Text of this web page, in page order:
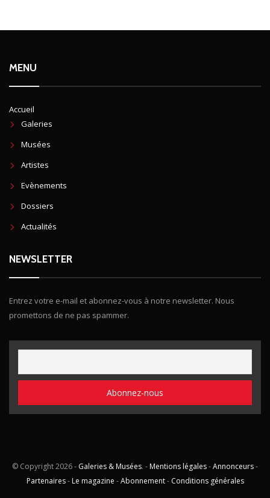
MENU
Accueil
Galeries
Musées
Artistes
Evènements
Dossiers
Actualités
NEWSLETTER
Entrez votre e-mail et abonnez-vous à notre newsletter. Nous
promettons de ne pas spammer.
© Copyright2026 - Galeries & Musées. - Mentions légales-Annonceurs-
Partenaires- Le magazine -Abonnement- Conditions générales